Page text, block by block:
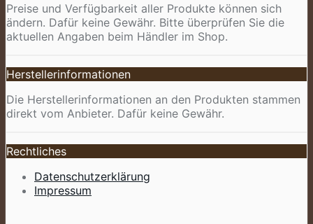
Preise und Verfügbarkeit aller Produkte können sich
ändern. Dafür keine Gewähr. Bitte überprüfen Sie die
aktuellen Angaben beim Händler im Shop.
Herstellerinformationen
Die Herstellerinformationen an den Produkten stammen
direkt vom Anbieter. Dafür keine Gewähr.
Rechtliches
Datenschutzerklärung
Impressum